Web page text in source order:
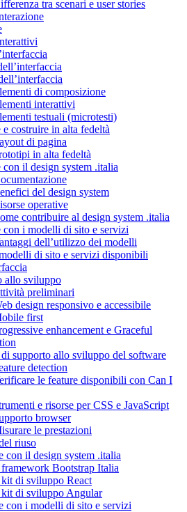
tra scenari e user stories
di composizione
interattivi
testuali (microtesti)
e costruire in alta fedeltà
di pagina
in alta fedeltà
con il design system .italia
del design system
operative
contribuire al design system .italia
con i modelli di sito e servizi
dell’utilizzo dei modelli
di sito e servizi disponibili
allo sviluppo
preliminari
design responsivo e accessibile
first
enhancement e Graceful
supporto allo sviluppo del software
detection
le feature disponibili con Can I
e risorse per CSS e JavaScript
browser
le prestazioni
riuso
con il design system .italia
Bootstrap Italia
di sviluppo React
di sviluppo Angular
con i modelli di sito e servizi